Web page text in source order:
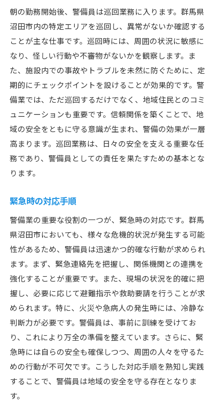
朝の勤務開始後、警備員は巡回業務に入ります。群馬県
沼田市内の特定エリアを巡回し、異常がないか確認する
ことが主な仕事です。巡回時には、周囲の状況に敏感に
なり、怪しい行動や不審物がないかを観察します。ま
た、施設内での事故やトラブルを未然に防ぐために、定
期的にチェックポイントを設けることが効果的です。警
備業では、ただ巡回するだけでなく、地域住民とのコミ
ュニケーションも重要です。信頼関係を築くことで、地
域の安全をともに守る意識が生まれ、警備の効果が一層
高まります。巡回業務は、日々の安全を支える重要な任
務であり、警備員としての責任を果たすための基本とな
ります。
緊急時の対応手順
警備業の重要な役割の一つが、緊急時の対応です。群馬
県沼田市においても、様々な危機的状況が発生する可能
性があるため、警備員は迅速かつ的確な行動が求められ
ます。まず、緊急連絡先を把握し、関係機関との連携を
強化することが重要です。また、現場の状況を的確に把
握し、必要に応じて避難指示や救助要請を行うことが求
められます。特に、火災や急病人の発生時には、冷静な
判断力が必要です。警備員は、事前に訓練を受けてお
り、これにより万全の準備を整えています。さらに、緊
急時には自らの安全も確保しつつ、周囲の人々を守るた
めの行動が不可欠です。こうした対応手順を熟知し実践
することで、警備員は地域の安全を守る存在となりま
す。